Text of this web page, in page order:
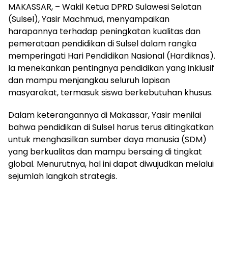
MAKASSAR, – Wakil Ketua DPRD Sulawesi Selatan
(Sulsel), Yasir Machmud, menyampaikan
harapannya terhadap peningkatan kualitas dan
pemerataan pendidikan di Sulsel dalam rangka
memperingati Hari Pendidikan Nasional (Hardiknas).
Ia menekankan pentingnya pendidikan yang inklusif
dan mampu menjangkau seluruh lapisan
masyarakat, termasuk siswa berkebutuhan khusus.
Dalam keterangannya di Makassar, Yasir menilai
bahwa pendidikan di Sulsel harus terus ditingkatkan
untuk menghasilkan sumber daya manusia (SDM)
yang berkualitas dan mampu bersaing di tingkat
global. Menurutnya, hal ini dapat diwujudkan melalui
sejumlah langkah strategis.